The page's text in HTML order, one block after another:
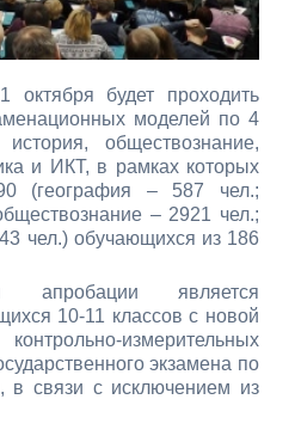
будет проходить
моделей по 4
обществознание,
и ИКТ, в рамках которых
(география – 587 чел.;
– 2921 чел.;
чел.) обучающихся из 186
апробации является
10-11 классов с новой
измерительных
экзамена по
в связи с исключением из